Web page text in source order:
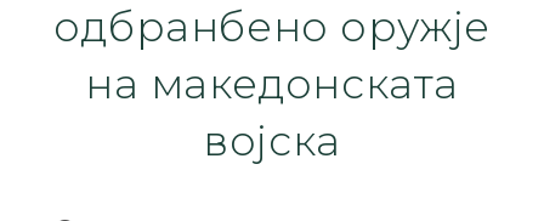
одбранбено оружје
на македонската
војска